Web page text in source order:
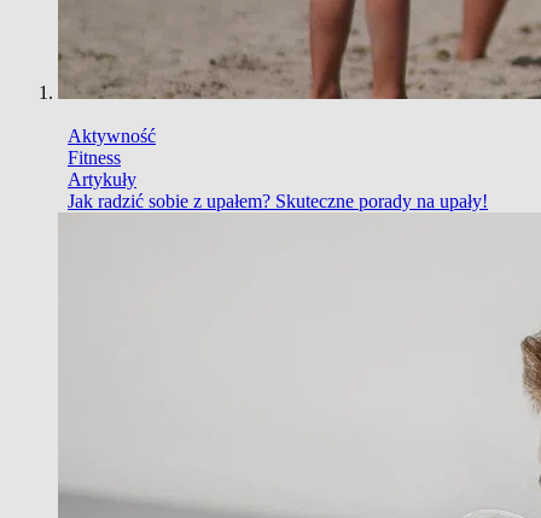
Aktywność
Fitness
Artykuły
Jak radzić sobie z upałem? Skuteczne porady na upały!